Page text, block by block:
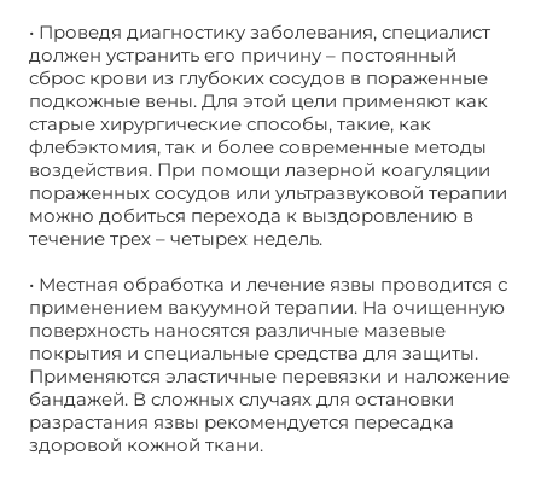
• Проведя диагностику заболевания, специалист
должен устранить его причину – постоянный
сброс крови из глубоких сосудов в пораженные
подкожные вены. Для этой цели применяют как
старые хирургические способы, такие, как
флебэктомия, так и более современные методы
воздействия. При помощи лазерной коагуляции
пораженных сосудов или ультразвуковой терапии
можно добиться перехода к выздоровлению в
течение трех – четырех недель.
• Местная обработка и лечение язвы проводится с
применением вакуумной терапии. На очищенную
поверхность наносятся различные мазевые
покрытия и специальные средства для защиты.
Применяются эластичные перевязки и наложение
бандажей. В сложных случаях для остановки
разрастания язвы рекомендуется пересадка
здоровой кожной ткани.